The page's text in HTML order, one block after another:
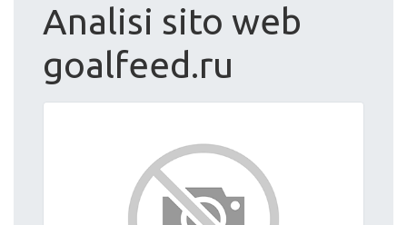
Analisi sito web
goalfeed.ru